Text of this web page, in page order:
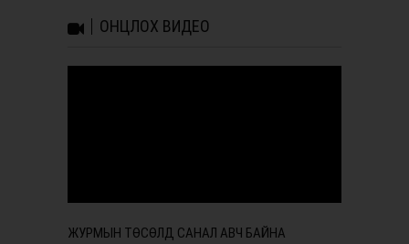
ОНЦЛОХ ВИДЕО
ЖУРМЫН ТӨСӨЛД САНАЛ АВЧ БАЙНА